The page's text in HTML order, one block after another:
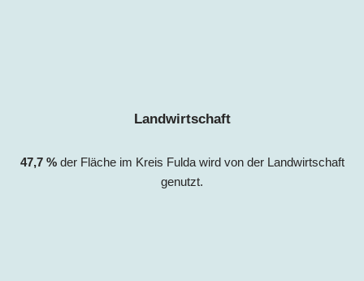
Landwirtschaft
47,7 %der Fläche im Kreis Fulda wird von der Landwirtschaft
genutzt.